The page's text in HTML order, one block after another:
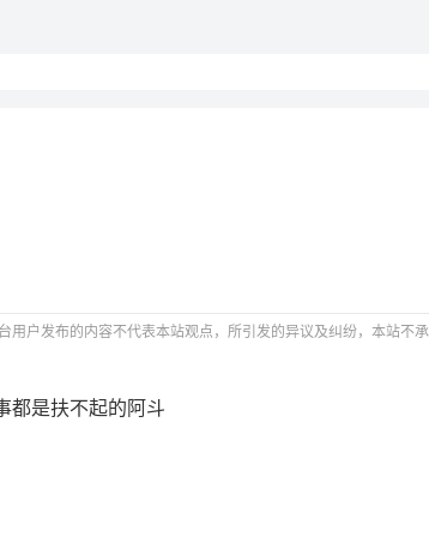
用户发布的内容不代表本站观点，所引发的异议及纠纷，本站不
都是扶不起的阿斗